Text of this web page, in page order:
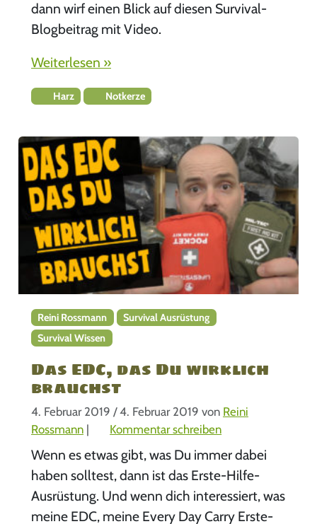
dann wirf einen Blick auf diesen Survival-
Blogbeitrag mit Video.
Weiterlesen »
Harz Notkerze
Reini Rossmann
Survival Ausrüstung
Survival Wissen
Das EDC, das Du wirklich
brauchst
4. Februar 2019 / 4. Februar 2019 von Reini
Rossmann | Kommentar schreiben
Wenn es etwas gibt, was Du immer dabei
haben solltest, dann ist das Erste-Hilfe-
Ausrüstung. Und wenn dich interessiert, was
meine EDC, meine Every Day Carry Erste-